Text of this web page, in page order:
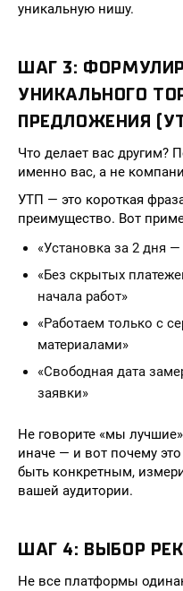
уникальную нишу.
ШАГ 3:
УНИКАЛЬНОГО
ПРЕДЛОЖЕНИЯ
Что делает вас другим?
именно вас, а не
УТП — это короткая
преимущество. Вот
«Установка за 2 дня —
«Без скрытых
начала работ»
«Работаем только с
материалами»
«Свободная дата
заявки»
Не говорите «мы
иначе — и вот почему
быть конкретным,
вашей аудитории.
ШАГ 4: ВЫБОР
Не все платформы